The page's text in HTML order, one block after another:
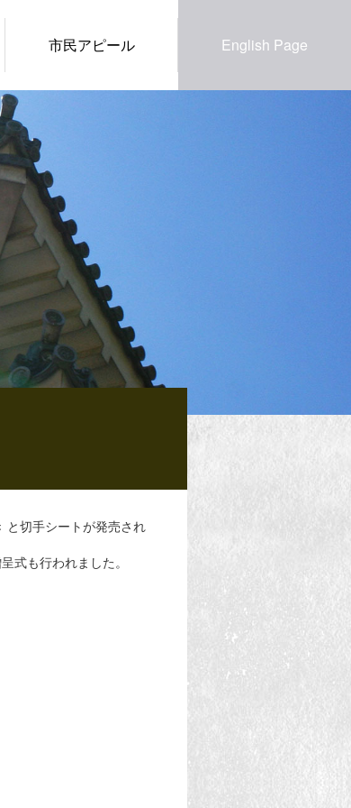
市民アピール English Page
と切手シートが発売され
式も行われました。